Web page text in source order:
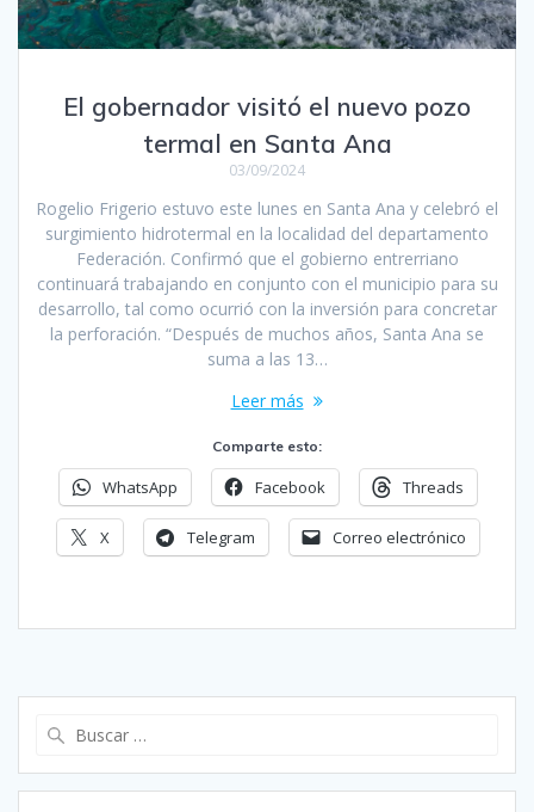
El gobernador visitó el nuevo pozo
termal en Santa Ana
03/09/2024
Rogelio Frigerio estuvo este lunes en Santa Ana y celebró el
surgimiento hidrotermal en la localidad del departamento
Federación. Confirmó que el gobierno entrerriano
continuará trabajando en conjunto con el municipio para su
desarrollo, tal como ocurrió con la inversión para concretar
la perforación. “Después de muchos años, Santa Ana se
suma a las 13…
Leer más
Comparte esto:
WhatsApp Facebook Threads
X Telegram Correo electrónico